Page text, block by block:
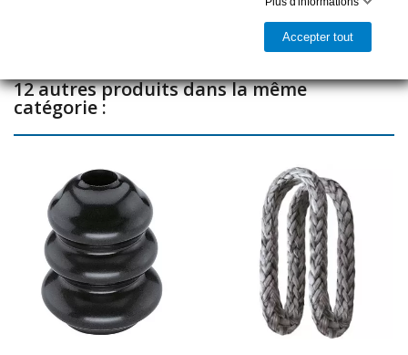
12 autres produits dans la même
catégorie :
Accepter tout